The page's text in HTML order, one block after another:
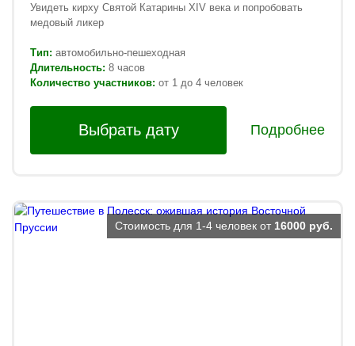
Увидеть кирху Святой Катарины XIV века и попробовать
медовый ликер
Тип: автомобильно-пешеходная
Длительность: 8 часов
Количество участников: от 1 до 4 человек
Выбрать дату Подробнее
Стоимость для 1-4 человек от 16000 руб.